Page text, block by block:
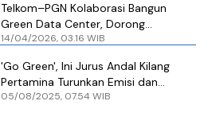
Telkom–PGN Kolaborasi Bangun
Green Data Center, Dorong
Ekosistem Digital Berkelanjutan
14/04/2026, 03.16 WIB
'Go Green', Ini Jurus Andal Kilang
Pertamina Turunkan Emisi dan
Wujudkan Energi Bersih
05/08/2025, 07.54 WIB